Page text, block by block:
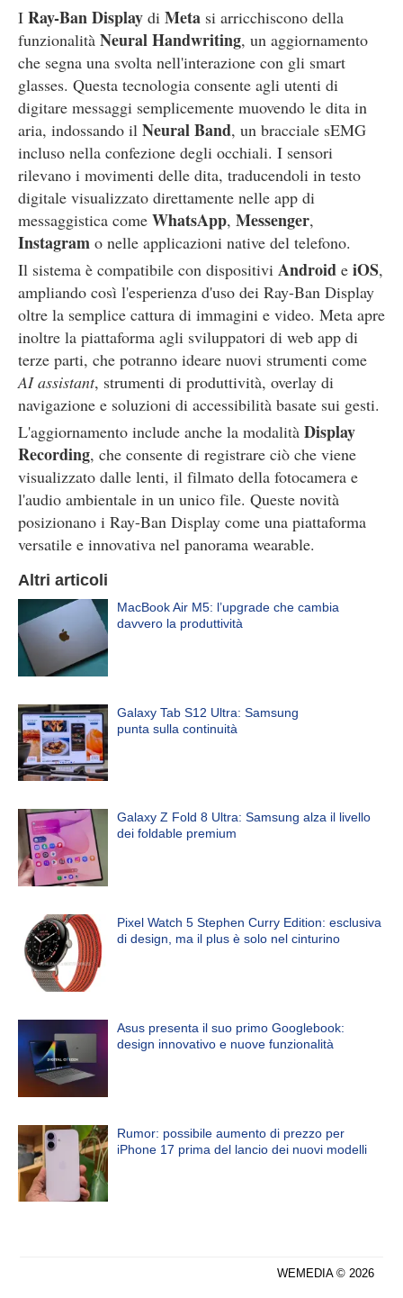
I Ray-Ban Display di Meta si arricchiscono della
funzionalità Neural Handwriting, un aggiornamento
che segna una svolta nell'interazione con gli smart
glasses. Questa tecnologia consente agli utenti di
digitare messaggi semplicemente muovendo le dita in
aria, indossando il Neural Band, un bracciale sEMG
incluso nella confezione degli occhiali. I sensori
rilevano i movimenti delle dita, traducendoli in testo
digitale visualizzato direttamente nelle app di
messaggistica come WhatsApp, Messenger,
Instagram o nelle applicazioni native del telefono.
Il sistema è compatibile con dispositivi Android e iOS,
ampliando così l'esperienza d'uso dei Ray-Ban Display
oltre la semplice cattura di immagini e video. Meta apre
inoltre la piattaforma agli sviluppatori di web app di
terze parti, che potranno ideare nuovi strumenti come
AI assistant, strumenti di produttività, overlay di
navigazione e soluzioni di accessibilità basate sui gesti.
L'aggiornamento include anche la modalità Display
Recording, che consente di registrare ciò che viene
visualizzato dalle lenti, il filmato della fotocamera e
l'audio ambientale in un unico file. Queste novità
posizionano i Ray-Ban Display come una piattaforma
versatile e innovativa nel panorama wearable.
Altri articoli
MacBook Air M5: l’upgrade che cambia
davvero la produttività
Galaxy Tab S12 Ultra: Samsung
punta sulla continuità
Galaxy Z Fold 8 Ultra: Samsung alza il livello
dei foldable premium
Pixel Watch 5 Stephen Curry Edition: esclusiva
di design, ma il plus è solo nel cinturino
Asus presenta il suo primo Googlebook:
design innovativo e nuove funzionalità
Rumor: possibile aumento di prezzo per
iPhone 17 prima del lancio dei nuovi modelli
WEMEDIA © 2026